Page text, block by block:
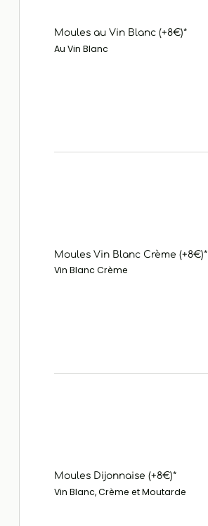
Moules au Vin Blanc (+8€)*
Au Vin Blanc
Moules Vin Blanc Crème (+8€)*
Vin Blanc Crème
Moules Dijonnaise (+8€)*
Vin Blanc, Crème et Moutarde